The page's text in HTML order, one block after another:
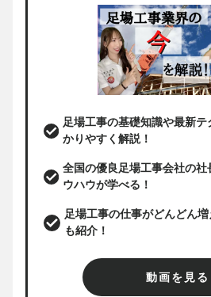
足場工事の基礎知識や最新
かりやすく解説！
全国の優良足場工事会社の社
ウハウが学べる！
足場工事の仕事がどんどん
も紹介！
動画を見る